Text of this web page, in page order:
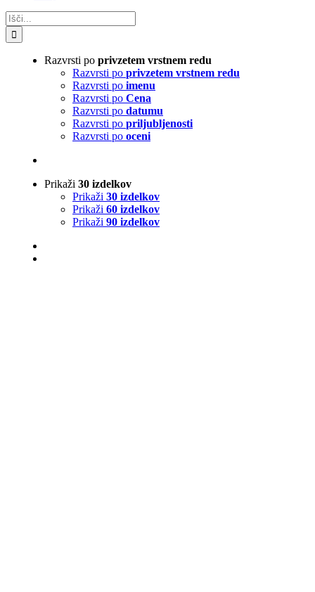
Search
for:
Razvrsti po privzetem vrstnem redu
Razvrsti po privzetem vrstnem redu
Razvrsti po imenu
Razvrsti po Cena
Razvrsti po datumu
Razvrsti po priljubljenosti
Razvrsti po oceni
Prikaži 30 izdelkov
Prikaži 30 izdelkov
Prikaži 60 izdelkov
Prikaži 90 izdelkov